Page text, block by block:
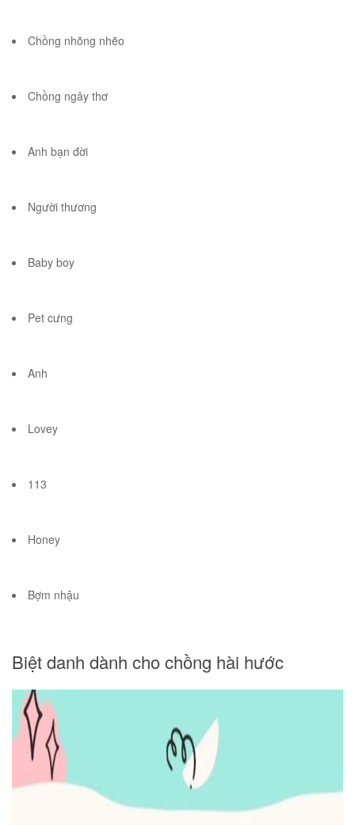
Chồng nhõng nhẽo
Chồng ngây thơ
Anh bạn đời
Người thương
Baby boy
Pet cưng
Anh
Lovey
113
Honey
Bợm nhậu
Biệt danh dành cho chồng hài hước